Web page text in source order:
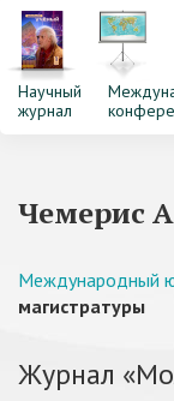
Научный
журнал
Чемерис
Международный
магистратуры
Журнал